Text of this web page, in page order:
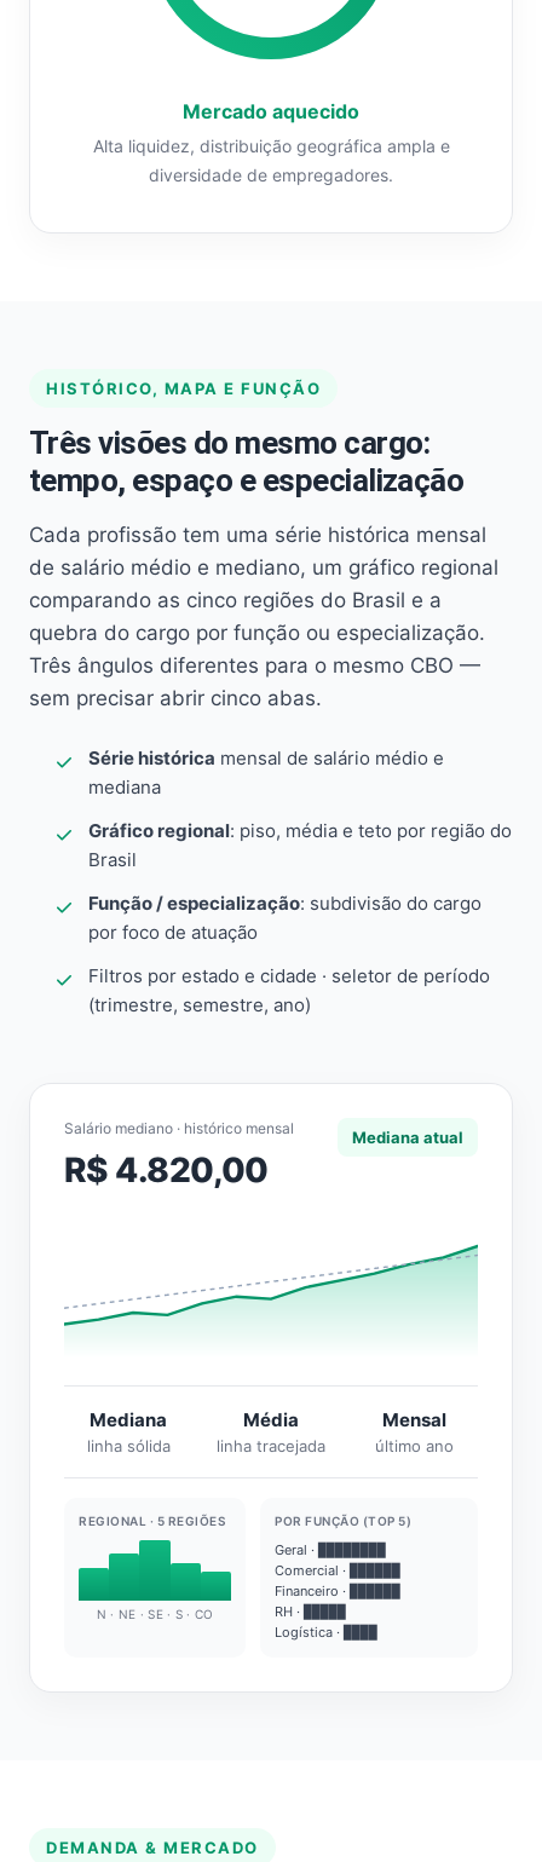
Mercado aquecido
Alta liquidez, distribuição geográfica ampla e
diversidade de empregadores.
HISTÓRICO, MAPA E FUNÇÃO
Três visões do mesmo cargo:
tempo, espaço e especialização
Cada profissão tem uma série histórica mensal
de salário médio e mediano, um gráfico regional
comparando as cinco regiões do Brasil e a
quebra do cargo por função ou especialização.
Três ângulos diferentes para o mesmo CBO —
sem precisar abrir cinco abas.
Série histórica mensal de salário médio e
mediana
Gráfico regional: piso, média e teto por região do
Brasil
Função / especialização: subdivisão do cargo
por foco de atuação
Filtros por estado e cidade · seletor de período
(trimestre, semestre, ano)
Salário mediano · histórico mensal
R$ 4.820,00
Mediana atual
Mediana
linha sólida
Média
linha tracejada
Mensal
último ano
REGIONAL · 5 REGIÕES
N · NE · SE · S · CO
POR FUNÇÃO (TOP 5)
Geral · ████████
Comercial · ██████
Financeiro · ██████
RH · █████
Logística · ████
DEMANDA & MERCADO